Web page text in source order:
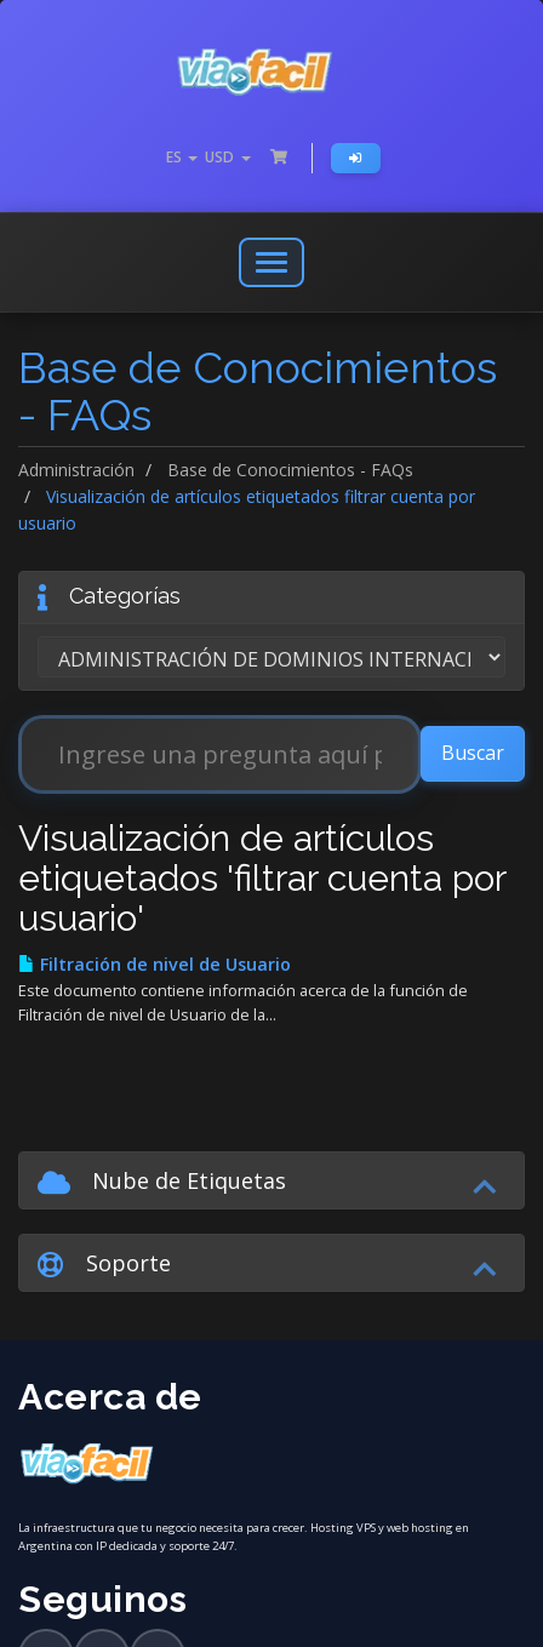
ES USD
Abrir
o
menú
de
Base de Conocimientos
- FAQs
Administración
Base de Conocimientos - FAQs
Visualización de artículos etiquetados filtrar cuenta por
usuario
Categorías
Visualización de artículos
etiquetados 'filtrar cuenta por
usuario'
Filtración de nivel de Usuario
Este documento contiene información acerca de la función de
Filtración de nivel de Usuario de la...
Nube de Etiquetas
Soporte
Acerca de
La infraestructura que tu negocio necesita para crecer. Hosting VPS y web hosting en
Argentina con IP dedicada y soporte 24/7.
Seguinos